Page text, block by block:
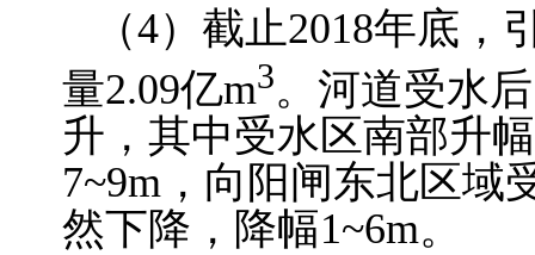
（4）截止2018年底，
量2.09亿m3。河道受水
升，其中受水区南部升
7~9m，向阳闸东北区域
然下降，降幅1~6m。